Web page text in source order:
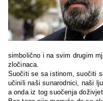
simbolično i na svim drugim
zločinaca.
Suočiti se sa istinom, suočiti
učinili naši sunarodnici, naši
a onda iz tog suočenja